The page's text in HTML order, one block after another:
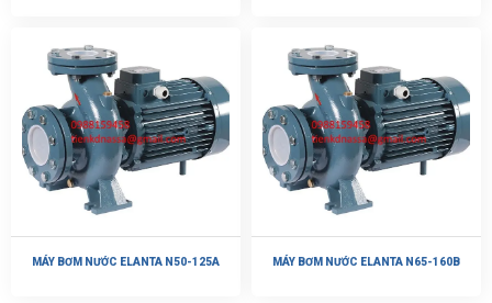
MÁY BƠM NƯỚC ELANTA N50-125A MÁY BƠM NƯỚC ELANTA N65-160B